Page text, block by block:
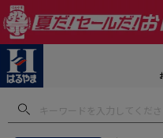
フトにおすすめ #セットア